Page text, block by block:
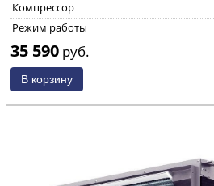
Компрессор
Режим работы
35 590 руб.